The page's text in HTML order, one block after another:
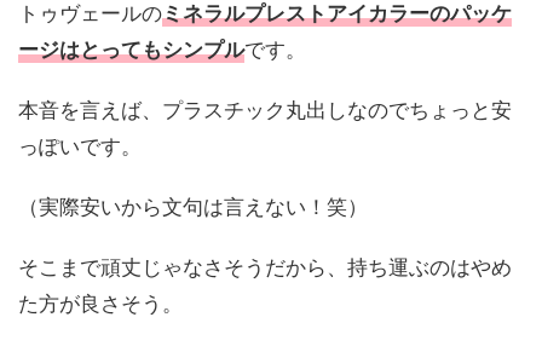
トゥヴェールのミネラルプレストアイカラーのパッケ
ージはとってもシンプルです。
本音を言えば、プラスチック丸出しなのでちょっと安
っぽいです。
（実際安いから文句は言えない！笑）
そこまで頑丈じゃなさそうだから、持ち運ぶのはやめ
た方が良さそう。